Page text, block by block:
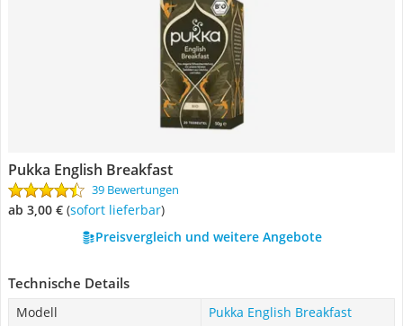
Pukka English Breakfast
39 Bewertungen
ab 3,00 € ( Sofort lieferbar)
Preisvergleich und weitere Angebote
Technische Details
Modell
Pukka English Breakfast